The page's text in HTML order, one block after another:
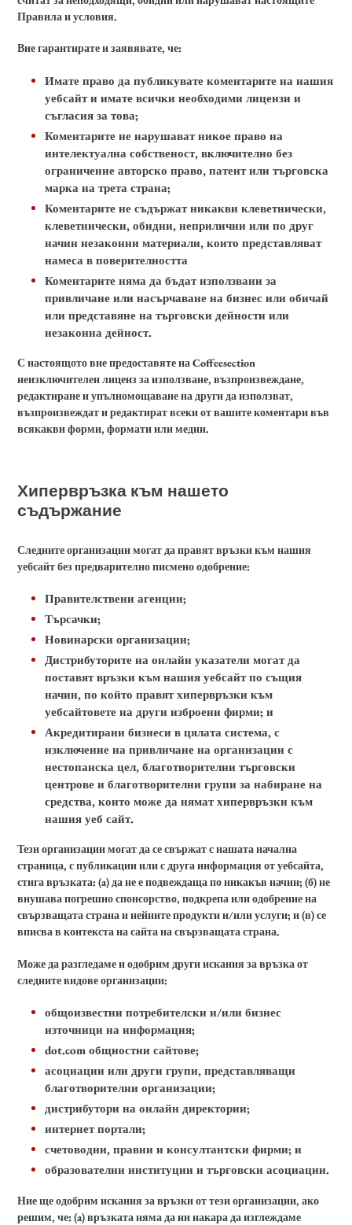
Правила и условия.
Вие гарантирате и заявявате, че:
Имате право да публикувате коментарите на нашия
уебсайт и имате всички необходими лицензи и
съгласия за това;
Коментарите не нарушават никое право на
интелектуална собственост, включително без
ограничение авторско право, патент или търговска
марка на трета страна;
Коментарите не съдържат никакви клеветнически,
клеветнически, обидни, неприлични или по друг
начин незаконни материали, които представляват
намеса в поверителността
Коментарите няма да бъдат използвани за
привличане или насърчаване на бизнес или обичай
или представяне на търговски дейности или
незаконна дейност.
С настоящото вие предоставяте на Coffeesection
неизключителен лиценз за използване, възпроизвеждане,
редактиране и упълномощаване на други да използват,
възпроизвеждат и редактират всеки от вашите коментари във
всякакви форми, формати или медии.
Хипервръзка към нашето
съдържание
Следните организации могат да правят връзки към нашия
уебсайт без предварително писмено одобрение:
Правителствени агенции;
Търсачки;
Новинарски организации;
Дистрибуторите на онлайн указатели могат да
поставят връзки към нашия уебсайт по същия
начин, по който правят хипервръзки към
уебсайтовете на други изброени фирми; и
Акредитирани бизнеси в цялата система, с
изключение на привличане на организации с
нестопанска цел, благотворителни търговски
центрове и благотворителни групи за набиране на
средства, които може да нямат хипервръзки към
нашия уеб сайт.
Тези организации могат да се свържат с нашата начална
страница, с публикации или с друга информация от уебсайта,
стига връзката: (a) да не е подвеждаща по никакъв начин; (б) не
внушава погрешно спонсорство, подкрепа или одобрение на
свързващата страна и нейните продукти и/или услуги; и (в) се
вписва в контекста на сайта на свързващата страна.
Може да разгледаме и одобрим други искания за връзка от
следните видове организации:
общоизвестни потребителски и/или бизнес
източници на информация;
dot.com общностни сайтове;
асоциации или други групи, представляващи
благотворителни организации;
дистрибутори на онлайн директории;
интернет портали;
счетоводни, правни и консултантски фирми; и
образователни институции и търговски асоциации.
Ние ще одобрим искания за връзки от тези организации, ако
решим, че: (a) връзката няма да ни накара да изглеждаме